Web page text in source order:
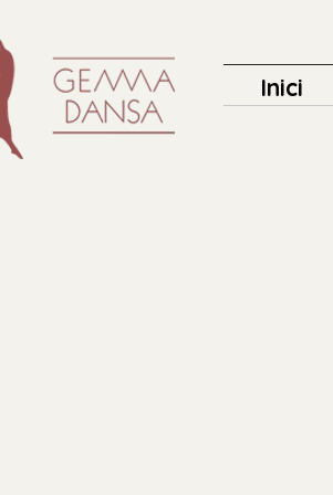
Inici